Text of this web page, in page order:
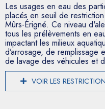
Les usages en eau des
placés en seuil de
Mûrs-Érigné. Ce niveau
tous les prélèvements en
impactant les milieux
d’arrosage, de
de lavage des véhicules et
VOIR LES